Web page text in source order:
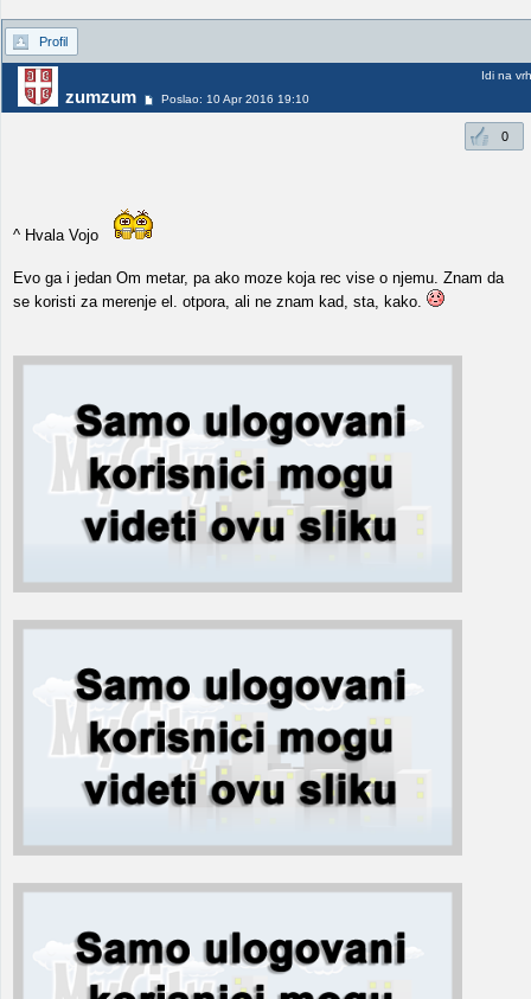
Profil
zumzum Poslao: 10 Apr 2016 19:10
Idi na vrh
0
^ Hvala Vojo
Evo ga i jedan Om metar, pa ako moze koja rec vise o njemu. Znam da
se koristi za merenje el. otpora, ali ne znam kad, sta, kako.